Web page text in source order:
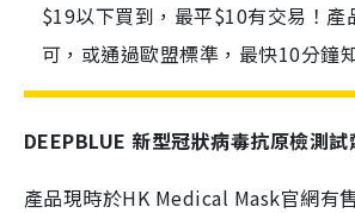
$19以下買到，最平$10有交易！產
可，或通過歐盟標準，最快10分鐘
DEEPBLUE 新型冠狀病毒抗原檢測試
產品現時於HK Medical Mask官網有